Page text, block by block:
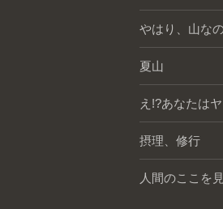
やはり、山な
夏山
え!?あなたは
摂理、修行
人間のここを